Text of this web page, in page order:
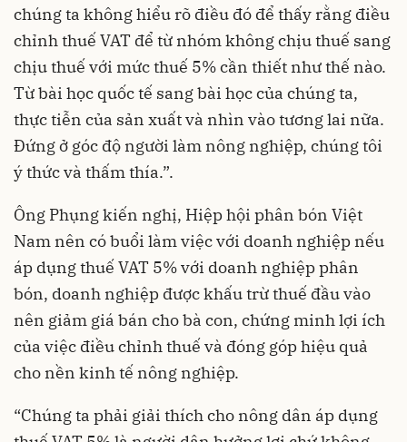
chúng ta không hiểu rõ điều đó để thấy rằng điều
chỉnh thuế VAT để từ nhóm không chịu thuế sang
chịu thuế với mức thuế 5% cần thiết như thế nào.
Từ bài học quốc tế sang bài học của chúng ta,
thực tiễn của sản xuất và nhìn vào tương lai nữa.
Đứng ở góc độ người làm nông nghiệp, chúng tôi
ý thức và thấm thía.”.
Ông Phụng kiến nghị, Hiệp hội phân bón Việt
Nam nên có buổi làm việc với doanh nghiệp nếu
áp dụng thuế VAT 5% với doanh nghiệp phân
bón, doanh nghiệp được khấu trừ thuế đầu vào
nên giảm giá bán cho bà con, chứng minh lợi ích
của việc điều chỉnh thuế và đóng góp hiệu quả
cho nền kinh tế nông nghiệp.
“Chúng ta phải giải thích cho nông dân áp dụng